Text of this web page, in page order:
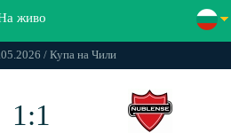
живо
/ Купа на Чили
1:1